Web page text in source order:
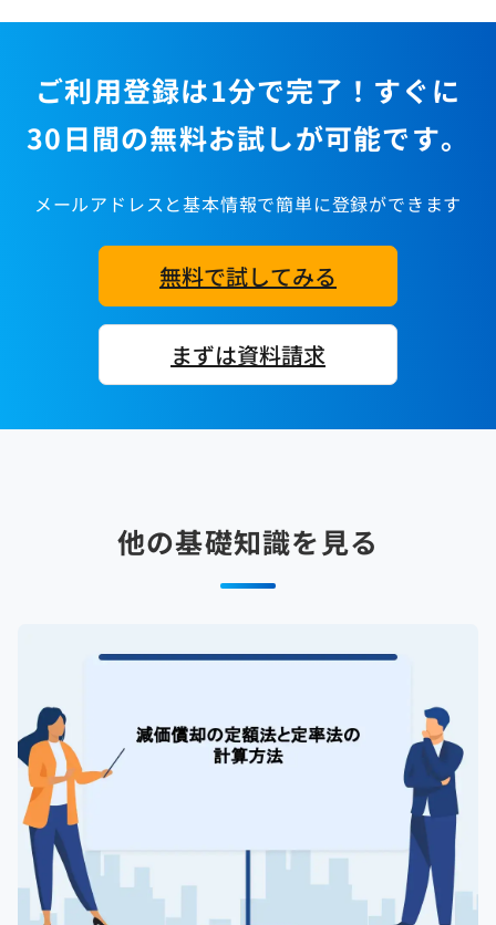
ご利用登録は1分で完了！すぐに
30日間の無料お試しが可能です。
メールアドレスと基本情報で簡単に登録ができます
無料で試してみる
まずは資料請求
他の基礎知識を見る